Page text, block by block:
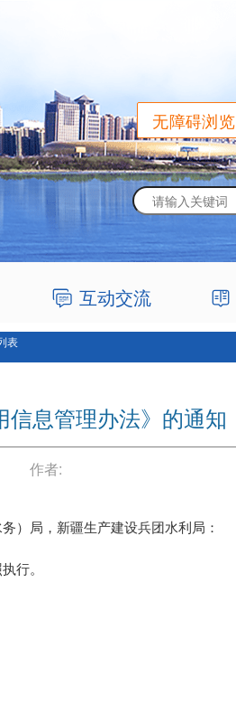
无障碍浏览
互动交流
表
息管理办法》的通知
作者:
）局，新疆生产建设兵团水利局：
行。